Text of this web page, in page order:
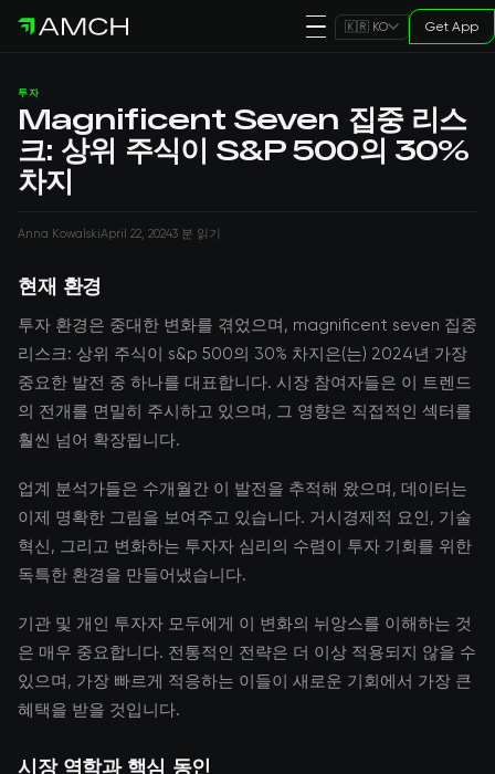
🇰🇷 KO Get App
투자
Magnificent Seven 집중 리스
크: 상위 주식이 S&P 500의 30%
차지
Anna KowalskiApril 22, 20243 분 읽기
현재 환경
투자 환경은 중대한 변화를 겪었으며, magnificent seven 집중
리스크: 상위 주식이 s&p 500의 30% 차지은(는) 2024년 가장
중요한 발전 중 하나를 대표합니다. 시장 참여자들은 이 트렌드
의 전개를 면밀히 주시하고 있으며, 그 영향은 직접적인 섹터를
훨씬 넘어 확장됩니다.
업계 분석가들은 수개월간 이 발전을 추적해 왔으며, 데이터는
이제 명확한 그림을 보여주고 있습니다. 거시경제적 요인, 기술
혁신, 그리고 변화하는 투자자 심리의 수렴이 투자 기회를 위한
독특한 환경을 만들어냈습니다.
기관 및 개인 투자자 모두에게 이 변화의 뉘앙스를 이해하는 것
은 매우 중요합니다. 전통적인 전략은 더 이상 적용되지 않을 수
있으며, 가장 빠르게 적응하는 이들이 새로운 기회에서 가장 큰
혜택을 받을 것입니다.
시장 역학과 핵심 동인